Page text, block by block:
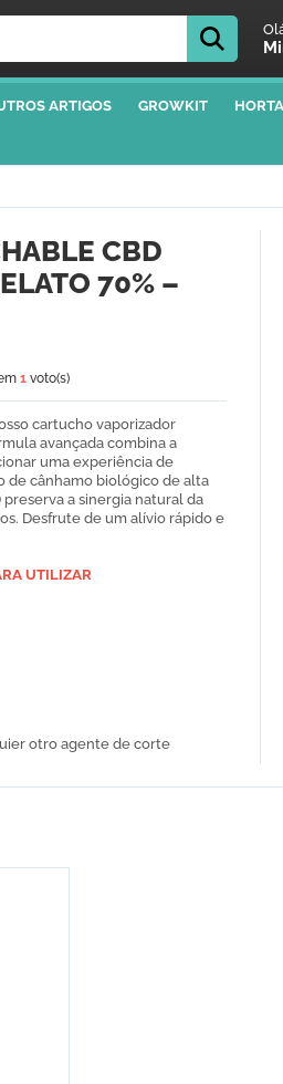
ARTIGOS GROWKIT
CBD
70% –
1 voto(s)
cartucho vaporizador
avançada combina a
uma experiência de
de cânhamo biológico de alta
a sinergia natural da
Desfrute de um alívio rápido e
UTILIZAR
otro agente de corte